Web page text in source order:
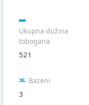
Ukupna dužina
tobogana
521
Bazeni
3